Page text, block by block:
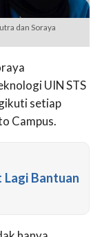
dan Soraya
UIN STS
setiap
Campus.
Lagi Bantuan